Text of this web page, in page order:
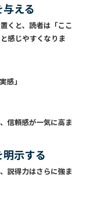
える
くと、読者は「ここ
感じやすくなりま
感」
信頼感が一気に高ま
示する
説得力はさらに強ま